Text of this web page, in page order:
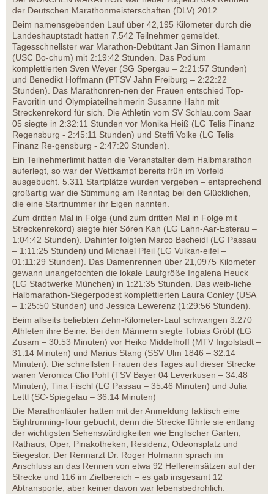
der Deutschen Marathonmeisterschaften (DLV) 2012.
Beim namensgebenden Lauf über 42,195 Kilometer durch die
Landeshauptstadt hatten 7.542 Teilnehmer gemeldet.
Tagesschnellster war Marathon-Debütant Jan Simon Hamann
(USC Bo-chum) mit 2:19:42 Stunden. Das Podium
komplettierten Sven Weyer (SG Spergau – 2:21:57 Stunden)
und Benedikt Hoffmann (PTSV Jahn Freiburg – 2:22:22
Stunden). Das Marathonren-nen der Frauen entschied Top-
Favoritin und Olympiateilnehmerin Susanne Hahn mit
Streckenrekord für sich. Die Athletin vom SV Schlau.com Saar
05 siegte in 2:32:11 Stunden vor Monika Heiß (LG Telis Finanz
Regensburg - 2:45:11 Stunden) und Steffi Volke (LG Telis
Finanz Re-gensburg - 2:47:20 Stunden).
Ein Teilnehmerlimit hatten die Veranstalter dem Halbmarathon
auferlegt, so war der Wettkampf bereits früh im Vorfeld
ausgebucht. 5.311 Startplätze wurden vergeben – entsprechend
großartig war die Stimmung am Renntag bei den Glücklichen,
die eine Startnummer ihr Eigen nannten.
Zum dritten Mal in Folge (und zum dritten Mal in Folge mit
Streckenrekord) siegte hier Sören Kah (LG Lahn-Aar-Esterau –
1:04:42 Stunden). Dahinter folgten Marco Bscheidl (LG Passau
– 1:11:25 Stunden) und Michael Pfeil (LG Vulkan-eifel –
01:11:29 Stunden). Das Damenrennen über 21,0975 Kilometer
gewann unangefochten die lokale Laufgröße Ingalena Heuck
(LG Stadtwerke München) in 1:21:35 Stunden. Das weib-liche
Halbmarathon-Siegerpodest komplettierten Laura Conley (USA
– 1:25:50 Stunden) und Jessica Lewerenz (1:29:56 Stunden).
Beim allseits beliebten Zehn-Kilometer-Lauf schwangen 3.270
Athleten ihre Beine. Bei den Männern siegte Tobias Gröbl (LG
Zusam – 30:53 Minuten) vor Heiko Middelhoff (MTV Ingolstadt –
31:14 Minuten) und Marius Stang (SSV Ulm 1846 – 32:14
Minuten). Die schnellsten Frauen des Tages auf dieser Strecke
waren Veronica Clio Pohl (TSV Bayer 04 Leverkusen – 34:48
Minuten), Tina Fischl (LG Passau – 35:46 Minuten) und Julia
Lettl (SC-Spiegelau – 36:14 Minuten)
Die Marathonläufer hatten mit der Anmeldung faktisch eine
Sightrunning-Tour gebucht, denn die Strecke führte sie entlang
der wichtigsten Sehenswürdigkeiten wie Englischer Garten,
Rathaus, Oper, Pinakotheken, Residenz, Odeonsplatz und
Siegestor. Der Rennarzt Dr. Roger Hofmann sprach im
Anschluss an das Rennen von etwa 92 Helfereinsätzen auf der
Strecke und 116 im Zielbereich – es gab insgesamt 12
Abtransporte, aber keiner davon war lebensbedrohlich.